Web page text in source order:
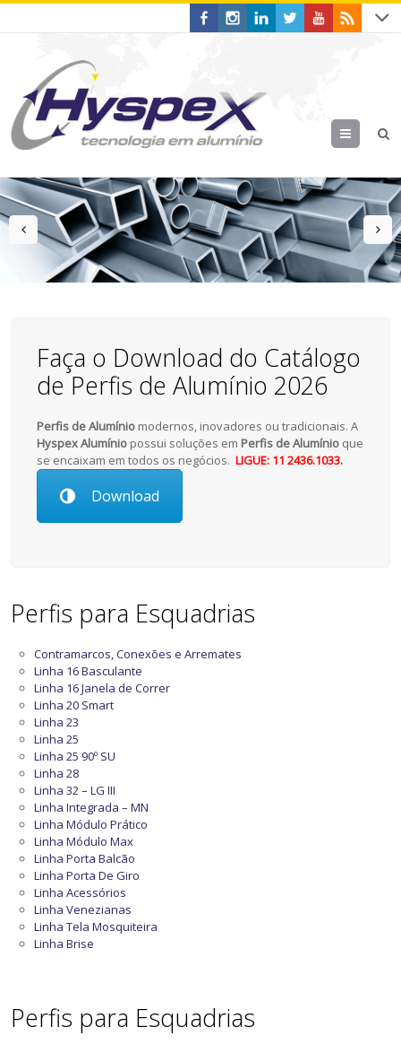
Menu
prev
Faça o Download do Catálogo
de Perfis de Alumínio 2026
Perfis de Alumínio modernos, inovadores ou tradicionais. A
Hyspex Alumínio possui soluções em Perfis de Alumínio que
se encaixam em todos os negócios.LIGUE: 11 2436.1033.
Download
Perfis para Esquadrias
Contramarcos, Conexões e Arremates
Linha 16 Basculante
Linha 16 Janela de Correr
Linha 20 Smart
Linha 23
Linha 25
Linha 25 90º SU
Linha 28
Linha 32 – LG III
Linha Integrada – MN
Linha Módulo Prático
Linha Módulo Max
Linha Porta Balcão
Linha Porta De Giro
Linha Acessórios
Linha Venezianas
Linha Tela Mosquiteira
Linha Brise
Perfis para Esquadrias